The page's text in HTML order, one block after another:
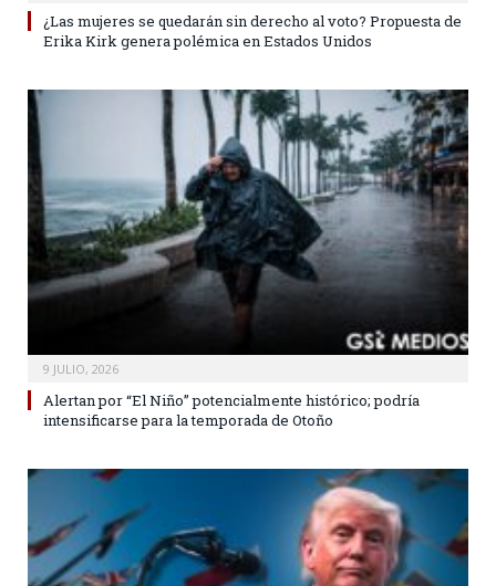
¿Las mujeres se quedarán sin derecho al voto? Propuesta de
Erika Kirk genera polémica en Estados Unidos
9 JULIO, 2026
Alertan por “El Niño” potencialmente histórico; podría
intensificarse para la temporada de Otoño